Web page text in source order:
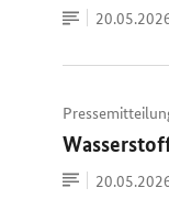
Zum
Dokument
Datum:
Zum
Dokument
Datum: